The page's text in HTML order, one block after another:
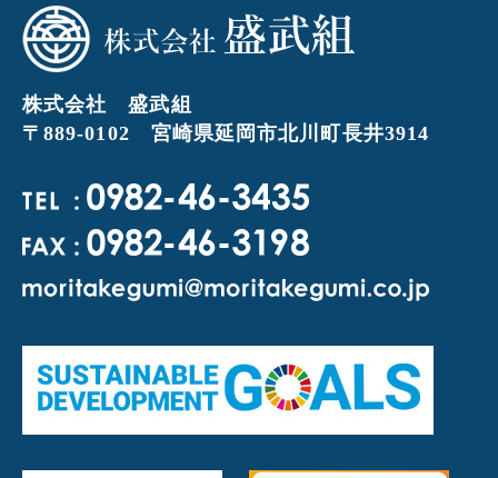
株式会社 盛武組
〒889-0102 宮崎県延岡市北川町長井3914